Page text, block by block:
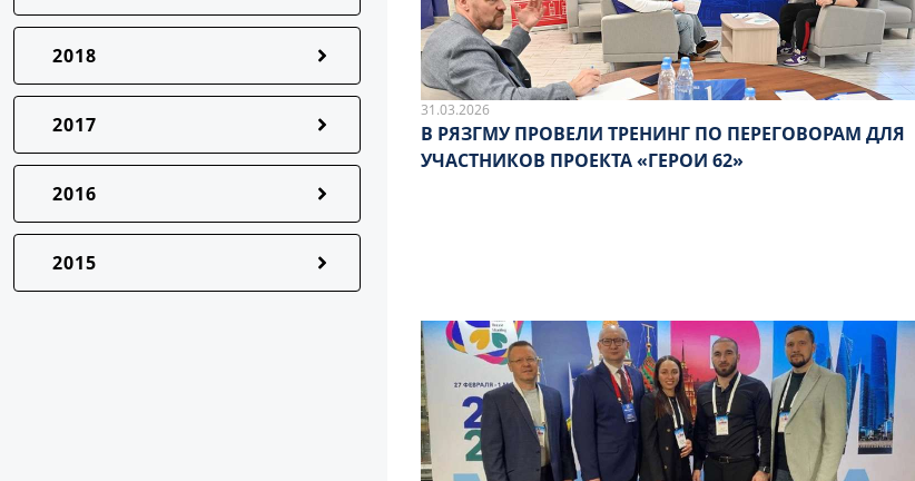
2018
2017
2016
2015
31.03.2026
В РЯЗГМУ ПРОВЕЛИ ТРЕНИНГ ПО ПЕРЕГОВОРАМ ДЛЯ
УЧАСТНИКОВ ПРОЕКТА «ГЕРОИ 62»